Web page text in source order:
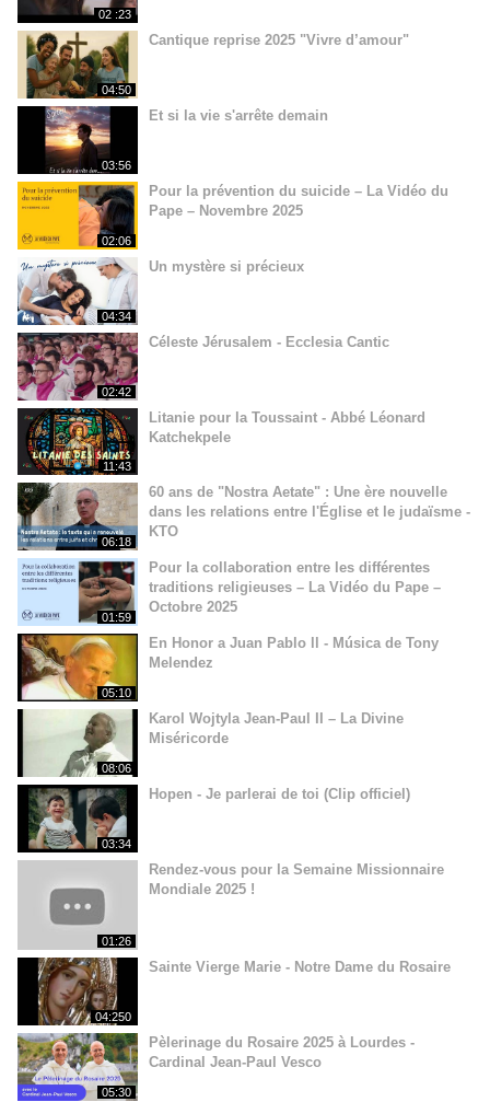
02 :23
04:50
Cantique reprise 2025 "Vivre d’amour"
03:56
Et si la vie s'arrête demain
02:06
Pour la prévention du suicide – La Vidéo du
Pape – Novembre 2025
04:34
Un mystère si précieux
02:42
Céleste Jérusalem - Ecclesia Cantic
11:43
Litanie pour la Toussaint - Abbé Léonard
Katchekpele
06:18
60 ans de "Nostra Aetate" : Une ère nouvelle
dans les relations entre l'Église et le judaïsme -
KTO
01:59
Pour la collaboration entre les différentes
traditions religieuses – La Vidéo du Pape –
Octobre 2025
05:10
En Honor a Juan Pablo ll - Música de Tony
Melendez
08:06
Karol Wojtyla Jean-Paul II – La Divine
Miséricorde
03:34
Hopen - Je parlerai de toi (Clip officiel)
01:26
Rendez-vous pour la Semaine Missionnaire
Mondiale 2025 !
04:250
Sainte Vierge Marie - Notre Dame du Rosaire
05:30
Pèlerinage du Rosaire 2025 à Lourdes -
Cardinal Jean-Paul Vesco